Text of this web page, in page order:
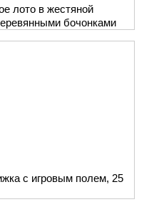
лото в жестяной
бочонками
с игровым полем, 25